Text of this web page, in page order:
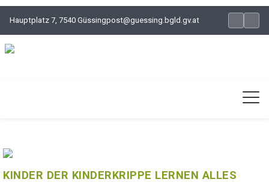
Hauptplatz 7, 7540 Güssingpost@guessing.bgld.gv.at
KINDER DER KINDERKRIPPE LERNEN ALLES